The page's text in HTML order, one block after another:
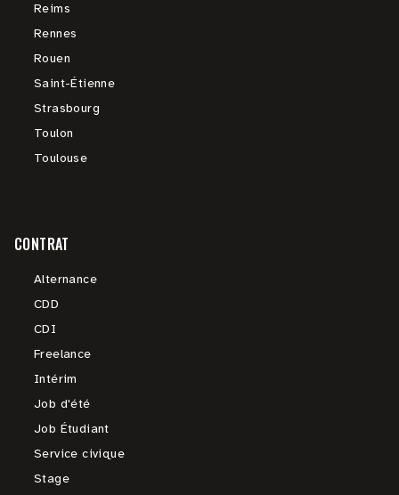
Reims
Rennes
Rouen
Saint-Étienne
Strasbourg
Toulon
Toulouse
CONTRAT
Alternance
CDD
CDI
Freelance
Intérim
Job d'été
Job Étudiant
Service civique
Stage